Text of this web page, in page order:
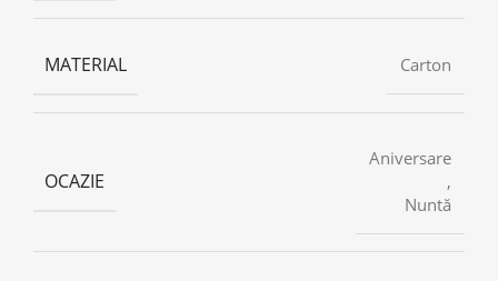
MATERIAL Carton
OCAZIE
Aniversare
,
Nuntă